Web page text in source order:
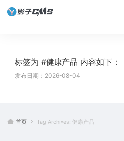
标签为 #健康产品 内容如下：
发布日期：2026-08-04
首页 Tag Archives: 健康产品